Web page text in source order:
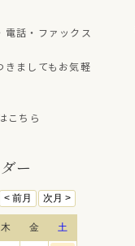
電話・ファックス
きましてもお気軽
こちら
ー